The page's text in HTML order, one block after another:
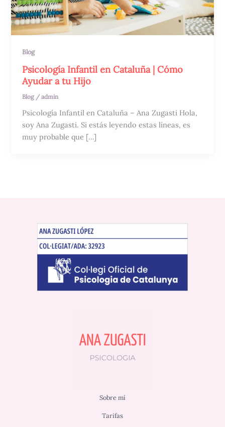
Blog
Psicología Infantil en Cataluña | Cómo
Ayudar a tu Hijo
Blog /admin
Psicología Infantil en Cataluña – Ana Zugasti Hola,
soy Ana Zugasti. Si estás leyendo estas líneas, es
muy probable que […]
Sobre mí
Tarifas